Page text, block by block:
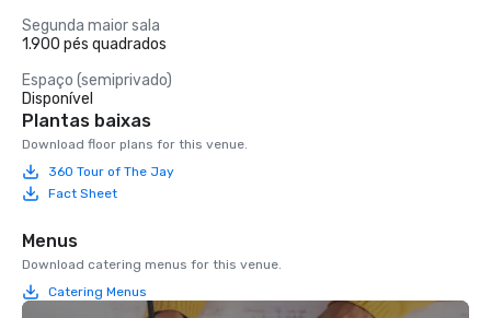
Segunda maior sala
1.900 pés quadrados
Espaço (semiprivado)
Disponível
Plantas baixas
Download floor plans for this venue.
360 Tour of The Jay
Fact Sheet
Menus
Download catering menus for this venue.
Catering Menus